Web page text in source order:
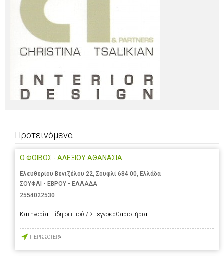
Προτεινόμενα
Ο ΦΟΙΒΟΣ - ΑΛΕΞΙΟΥ ΑΘΑΝΑΣΙΑ
Ελευθερίου Βενιζέλου 22, Σουφλί 684 00, Ελλάδα
ΣΟΥΦΛΙ - ΕΒΡΟΥ - ΕΛΛΑΔΑ
2554022530
Κατηγορία: Είδη σπιτιού / Στεγνοκαθαριστήρια
ΠΕΡΙΣΣΟΤΕΡΑ